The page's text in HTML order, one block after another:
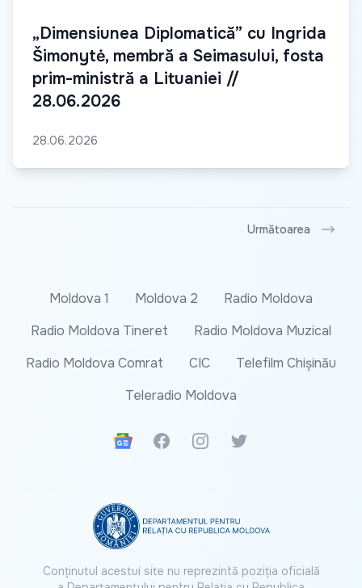
„Dimensiunea Diplomatică” cu Ingrida
Šimonytė, membră a Seimasului, fosta
prim-ministră a Lituaniei //
28.06.2026
28.06.2026
Următoarea
Moldova 1 Moldova 2
Radio Moldova
Radio Moldova Tineret
Radio Moldova Muzical
Radio Moldova Comrat
CIC
Telefilm Chișinău
Teleradio Moldova
Google News
FacebookInstagramTwitter
Conținutul acestui site nu reprezintă poziția oficială